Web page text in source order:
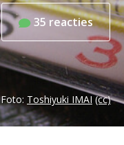
35 reacties
Foto: Toshiyuki IMAI (cc)